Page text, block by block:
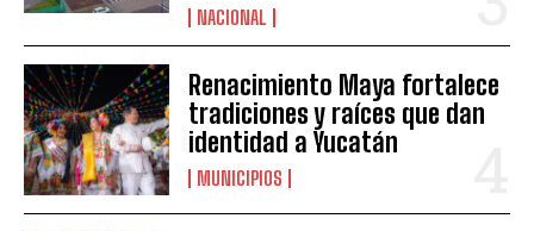
NACIONAL
Renacimiento Maya fortalece
tradiciones y raíces que dan
identidad a Yucatán
MUNICIPIOS